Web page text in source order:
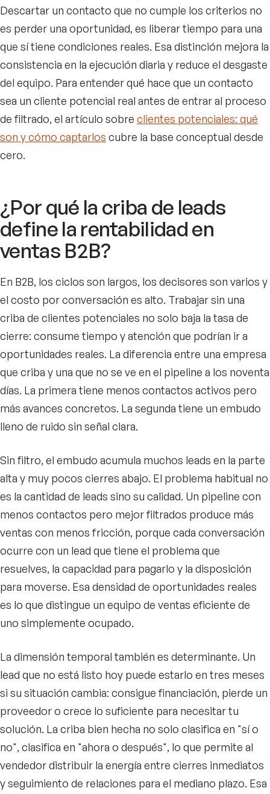
Descartar un contacto que no cumple los criterios no
es perder una oportunidad, es liberar tiempo para una
que sí tiene condiciones reales. Esa distinción mejora la
consistencia en la ejecución diaria y reduce el desgaste
del equipo. Para entender qué hace que un contacto
sea un cliente potencial real antes de entrar al proceso
de filtrado, el artículo sobre clientes potenciales: qué
son y cómo captarlos cubre la base conceptual desde
cero.
¿Por qué la criba de leads
define la rentabilidad en
ventas B2B?
En B2B, los ciclos son largos, los decisores son varios y
el costo por conversación es alto. Trabajar sin una
criba de clientes potenciales no solo baja la tasa de
cierre: consume tiempo y atención que podrían ir a
oportunidades reales. La diferencia entre una empresa
que criba y una que no se ve en el pipeline a los noventa
días. La primera tiene menos contactos activos pero
más avances concretos. La segunda tiene un embudo
lleno de ruido sin señal clara.
Sin filtro, el embudo acumula muchos leads en la parte
alta y muy pocos cierres abajo. El problema habitual no
es la cantidad de leads sino su calidad. Un pipeline con
menos contactos pero mejor filtrados produce más
ventas con menos fricción, porque cada conversación
ocurre con un lead que tiene el problema que
resuelves, la capacidad para pagarlo y la disposición
para moverse. Esa densidad de oportunidades reales
es lo que distingue un equipo de ventas eficiente de
uno simplemente ocupado.
La dimensión temporal también es determinante. Un
lead que no está listo hoy puede estarlo en tres meses
si su situación cambia: consigue financiación, pierde un
proveedor o crece lo suficiente para necesitar tu
solución. La criba bien hecha no solo clasifica en "sí o
no", clasifica en "ahora o después", lo que permite al
vendedor distribuir la energía entre cierres inmediatos
y seguimiento de relaciones para el mediano plazo. Esa